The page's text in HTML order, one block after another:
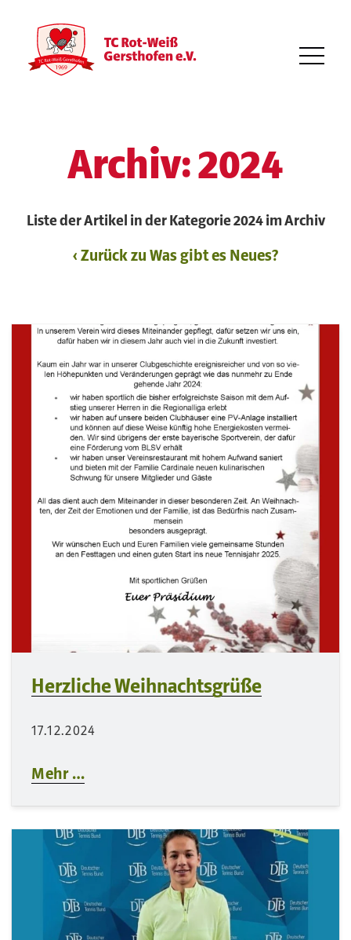
Archiv: 2024
Liste der Artikel in der Kategorie 2024 im Archiv
‹ Zurück zu Was gibt es Neues?
Herzliche Weihnachtsgrüße
17.12.2024
Mehr …